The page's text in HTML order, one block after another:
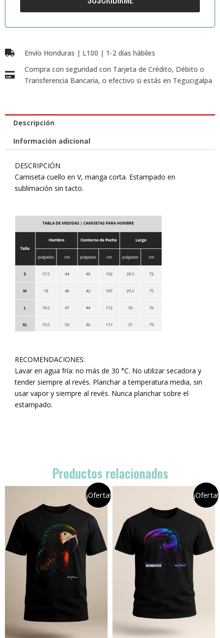
Envío Honduras | L100 | 1-2 días hábiles
Compra con seguridad con Tarjeta de Crédito, Débito o
Transferencia Bancaria, o efectivo si estás en Tegucigalpa
Descripción
Información adicional
DESCRIPCIÓN
Camiseta cuello en V, manga corta. Estampado en
sublimación sin tacto.
RECOMENDACIONES:
Lavar en agua fría: no más de 30 °C. No utilizar secadora y
tender siempre al revés. Planchar a temperatura media, sin
usar vapor y siempre al revés. Nunca planchar sobre el
estampado.
Productos relacionados
¡Oferta! ¡Oferta!